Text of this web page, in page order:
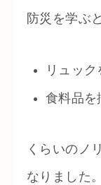
防災を学ぶ
リュッ
食料品を
くらいのノ
なりました。